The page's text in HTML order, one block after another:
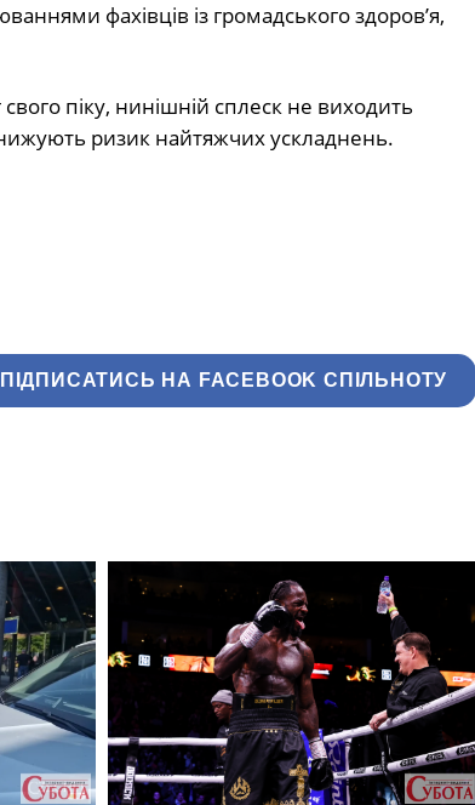
фахівців із громадського здоров’я,
піку, нинішній сплеск не виходить
ризик найтяжчих ускладнень.
ПІДПИСАТИСЬ НА FACEBOOK СПІЛЬНОТУ